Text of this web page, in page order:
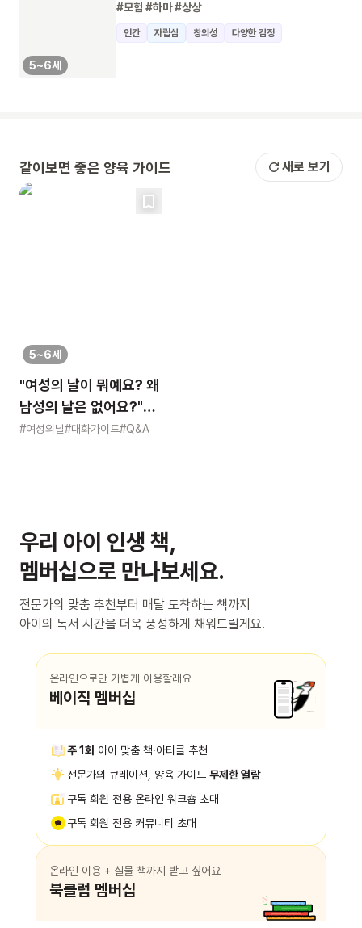
5~6세
#모험 #하마#상상
인간 자립심 창의성 다양한 감정
같이보면 좋은 양육 가이드 새로 보기
5~6세
"여성의 날이 뭐예요? 왜
남성의 날은 없어요?"
묻는 어린이에게 이렇게
#여성의날#대화가이드#Q&A
우리 아이 인생 책,
멤버십으로 만나보세요.
전문가의 맞춤 추천부터 매달 도착하는 책까지
아이의 독서 시간을 더욱 풍성하게 채워드릴게요.
온라인으로만 가볍게 이용할래요
베이직 멤버십
주 1회 아이 맞춤 책·아티클 추천
전문가의 큐레이션, 양육 가이드 무제한 열람
구독 회원 전용 온라인 워크숍 초대
구독 회원 전용 커뮤니티 초대
온라인 이용 + 실물 책까지 받고 싶어요
북클럽 멤버십